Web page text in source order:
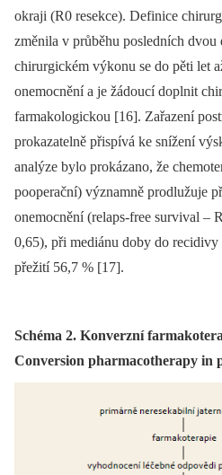
okraji (R0 resekce). Definice
změnila v průběhu posledních dvou
chirurgickém výkonu se do pěti let
onemocnění a je žádoucí doplnit
farmakologickou [16]. Zařazení
prokazatelně přispívá ke snížení
analýze bylo prokázano, že
pooperační) významně prodlužuje
onemocnění (relaps-free survival –⁠
0,65), při mediánu doby do recidivy
přežití 56,7 % [17].
Schéma 2. Konverzní
Conversion pharmacotherapy in